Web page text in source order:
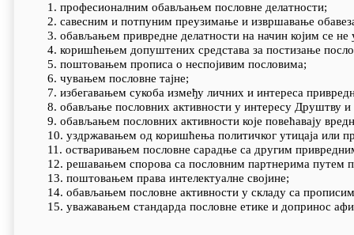
1. професионалним обављањем пословне делатности;
2. савесним и потпуним преузимање и извршавање
3. обављањем привредне делатности на начин којим се
4. коришћењем допуштених средстава за постизање
5. поштовањем прописа о неспојивим пословима;
6. чувањем пословне тајне;
7. избегавањем сукоба између личних и интереса
8. обављање пословних активности у интересу Друштву
9. обављањем пословних активности које повећавају
10. уздржавањем од коришћења политичког утицаја или
11. остваривањем пословне сарадње са другим
12. решавањем спорова са пословним партнерима путем
13. поштовањем права интелектуалне својине;
14. обављањем пословне активности у складу са
15. уважавањем стандарда пословне етике и допринос